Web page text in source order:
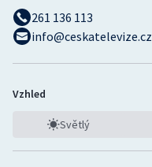
261 136 113
info@ceskatelevize.cz
Vzhled
Světlý